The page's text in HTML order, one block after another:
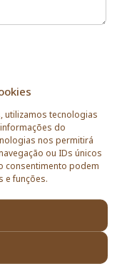
utilizamos tecnologias
do
nos permitirá
ou IDs únicos
consentimento podem
e funções.